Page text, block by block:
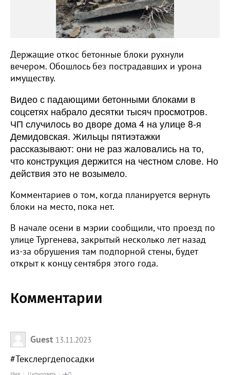
Держащие откос бетонные блоки рухнули
вечером. Обошлось без пострадавших и урона
имуществу.
Видео с падающими бетонными блоками в
соцсетях набрало десятки тысяч просмотров.
ЧП случилось во дворе дома 4 на улице 8-я
Демидовская. Жильцы пятиэтажки
рассказывают: они не раз жаловались на то,
что конструкция держится на честном слове. Но
действия это не возымело.
Комментариев о том, когда планируется вернуть
блоки на место, пока нет.
В начале осени в мэрии сообщили, что проезд по
улице Тургенева, закрытый несколько лет назад
из-за обрушения там подпорной стены, будет
открыт к концу сентября этого года.
Комментарии
Guest 13.11.2023
#Текслергдепосадки